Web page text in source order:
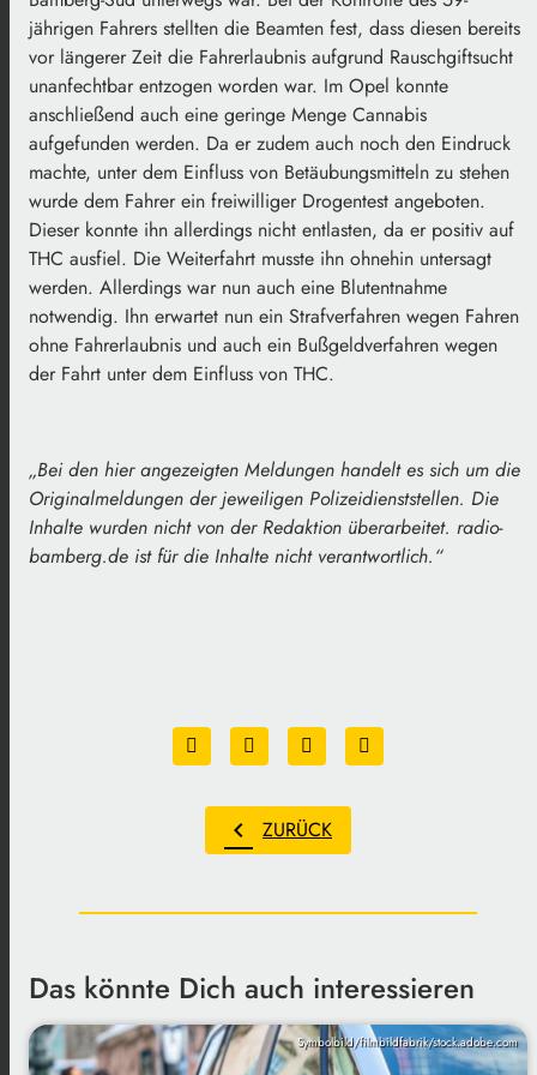
jährigen Fahrers stellten die Beamten fest, dass diesen bereits
vor längerer Zeit die Fahrerlaubnis aufgrund Rauschgiftsucht
unanfechtbar entzogen worden war. Im Opel konnte
anschließend auch eine geringe Menge Cannabis
aufgefunden werden. Da er zudem auch noch den Eindruck
machte, unter dem Einfluss von Betäubungsmitteln zu stehen
wurde dem Fahrer ein freiwilliger Drogentest angeboten.
Dieser konnte ihn allerdings nicht entlasten, da er positiv auf
THC ausfiel. Die Weiterfahrt musste ihn ohnehin untersagt
werden. Allerdings war nun auch eine Blutentnahme
notwendig. Ihn erwartet nun ein Strafverfahren wegen Fahren
ohne Fahrerlaubnis und auch ein Bußgeldverfahren wegen
der Fahrt unter dem Einfluss von THC.
„Bei den hier angezeigten Meldungen handelt es sich um die
Originalmeldungen der jeweiligen Polizeidienststellen. Die
Inhalte wurden nicht von der Redaktion überarbeitet. radio-
bamberg.de ist für die Inhalte nicht verantwortlich.“
chevron_left ZURÜCK
Das könnte Dich auch interessieren
Symbolbild/filmbildfabrik/stock.adobe.com